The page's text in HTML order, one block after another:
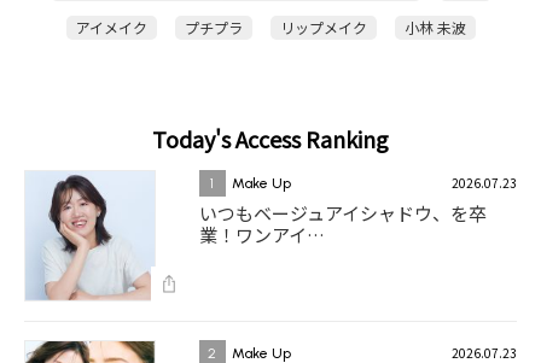
アイメイク
プチプラ リップメイク 小林 未波
Today's Access Ranking
1 Make Up 2026.07.23
いつもベージュアイシャドウ、を卒
業！ワンアイ…
2 Make Up 2026.07.23